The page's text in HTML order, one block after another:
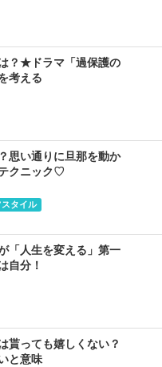
？★ドラマ「過保護の
考える
思い通りに旦那を動か
クニック♡
スタイル
「人生を変える」第一
自分！
貰っても嬉しくない？
と意味